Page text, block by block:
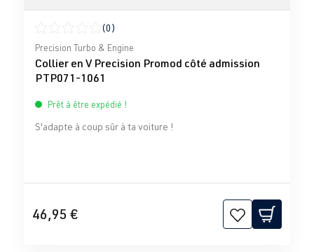
Note moyenne de 0 sur 5 étoiles
(0)
Precision Turbo & Engine
Collier en V Precision Promod côté admission
PTP071-1061
Prêt à être expédié !
S'adapte à coup sûr à ta voiture !
46,95 €